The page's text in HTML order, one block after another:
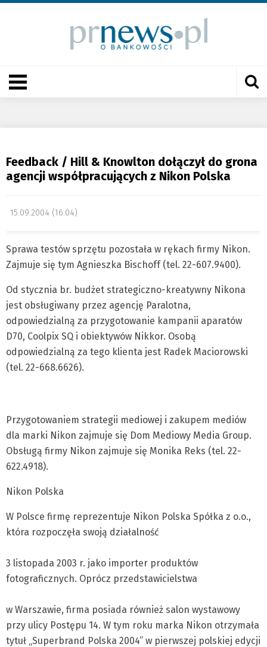
Feedback / Hill & Knowlton dołączył do grona
agencji współpracujących z Nikon Polska
15.09.2004 (16:04)
Sprawa testów sprzętu pozostała w rękach firmy Nikon.
Zajmuje się tym Agnieszka Bischoff (tel. 22-607.9400).
Od stycznia br. budżet strategiczno-kreatywny Nikona
jest obsługiwany przez agencję Paralotna,
odpowiedzialną za przygotowanie kampanii aparatów
D70, Coolpix SQ i obiektywów Nikkor. Osobą
odpowiedzialną za tego klienta jest Radek Maciorowski
(tel. 22-668.6626).
Przygotowaniem strategii mediowej i zakupem mediów
dla marki Nikon zajmuje się Dom Mediowy Media Group.
Obsługą firmy Nikon zajmuje się Monika Reks (tel. 22-
622.4918).
Nikon Polska
W Polsce firmę reprezentuje Nikon Polska Spółka z o.o.,
która rozpoczęła swoją działalność
3 listopada 2003 r. jako importer produktów
fotograficznych. Oprócz przedstawicielstwa
w Warszawie, firma posiada również salon wystawowy
przy ulicy Postępu 14. W tym roku marka Nikon otrzymała
tytuł „Superbrand Polska 2004” w pierwszej polskiej edycji